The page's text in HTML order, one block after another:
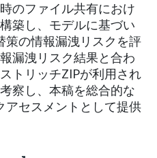
のファイル共有におけ
築し、モデルに基づい
策の情報漏洩リスクを評
漏洩リスク結果と合わ
トリッチZIPが利用され
察し、本稿を総合的な
アセスメントとして提供